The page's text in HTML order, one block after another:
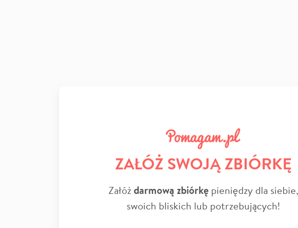
ZAŁÓŻ SWOJĄ ZBIÓRKĘ
Załóżdarmową zbiórkępieniędzy dla siebie,
swoich bliskich lub potrzebujących!